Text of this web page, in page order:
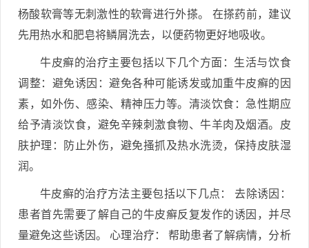
杨酸软膏等无刺激性的软膏进行外搽。 在搽药前，建议
先用热水和肥皂将鳞屑洗去，以便药物更好地吸收。
牛皮癣的治疗主要包括以下几个方面：生活与饮食
调整：避免诱因：避免各种可能诱发或加重牛皮癣的因
素，如外伤、感染、精神压力等。清淡饮食：急性期应
给予清淡饮食，避免辛辣刺激食物、牛羊肉及烟酒。皮
肤护理：防止外伤，避免搔抓及热水洗烫，保持皮肤湿
润。
牛皮癣的治疗方法主要包括以下几点： 去除诱因：
患者首先需要了解自己的牛皮癣反复发作的诱因，并尽
量避免这些诱因。 心理治疗： 帮助患者了解病情，分析